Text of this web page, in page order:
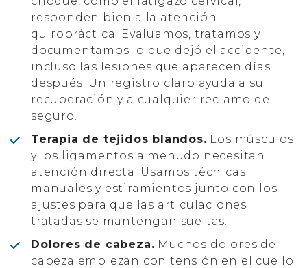
responden bien a la atención
quiropráctica. Evaluamos, tratamos y
documentamos lo que dejó el accidente,
incluso las lesiones que aparecen días
después. Un registro claro ayuda a su
recuperación y a cualquier reclamo de
seguro.
Terapia de tejidos blandos. Los músculos
y los ligamentos a menudo necesitan
atención directa. Usamos técnicas
manuales y estiramientos junto con los
ajustes para que las articulaciones
tratadas se mantengan sueltas.
Dolores de cabeza. Muchos dolores de
cabeza empiezan con tensión en el cuello